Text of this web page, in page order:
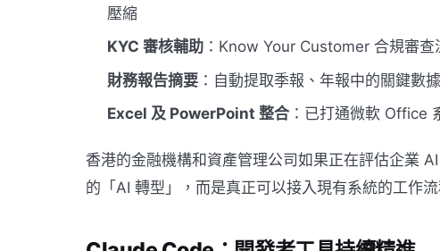
壓縮
KYC 審核輔助 ：Know Your Customer 合規審
財務報告摘要 ：自動提取季報、年報中的關鍵數
Excel 及 PowerPoint 整合 ：已打通微軟 Office
香港的金融機構和資產管理公司如果正在評估企業
的「AI 轉型」，而是真正可以接入現有系統的工作流